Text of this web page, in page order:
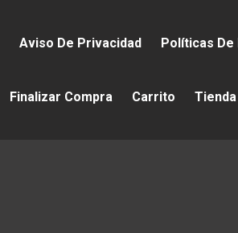
Aviso De Privacidad Políticas De
Finalizar Compra Carrito